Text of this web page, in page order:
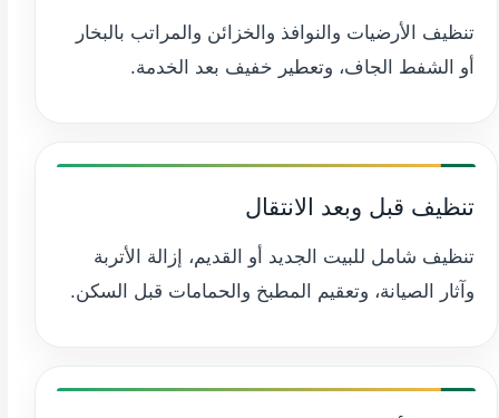
تنظيف الأرضيات والنوافذ والخزائن والمراتب بالبخار
أو الشفط الجاف، وتعطير خفيف بعد الخدمة.
تنظيف قبل وبعد الانتقال
تنظيف شامل للبيت الجديد أو القديم، إزالة الأتربة
وآثار الصيانة، وتعقيم المطبخ والحمامات قبل السكن.